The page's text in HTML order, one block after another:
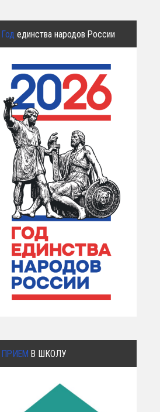
Год единства народов России
ПРИЕМ В ШКОЛУ